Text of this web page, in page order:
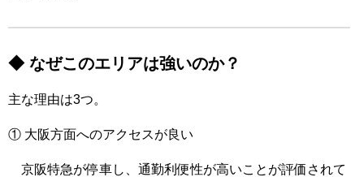
◆ なぜこのエリアは強いのか？
主な理由は3つ。
① 大阪方面へのアクセスが良い
京阪特急が停車し、通勤利便性が高いことが評価されて